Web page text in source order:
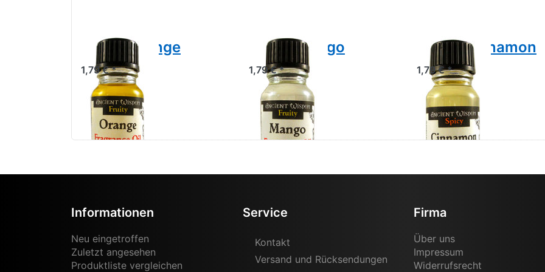
Duftöl Orange
1,79 € *
Duftöl Mango
1,79 € *
Duftöl Cinnamon
1,79 € *
Informationen
Neu eingetroffen
Zuletzt angesehen
Produktliste vergleichen
Service
Kontakt
Versand und Rücksendungen
Firma
Über uns
Impressum
Widerrufsrecht